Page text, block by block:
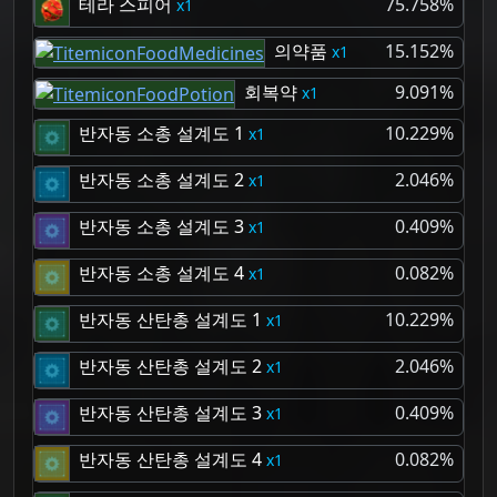
1
의약품
1
15.152%
회복약
1
9.091%
반자동 소총 설계도 1
1
10.229%
반자동 소총 설계도 2
1
2.046%
반자동 소총 설계도 3
1
0.409%
반자동 소총 설계도 4
1
0.082%
반자동 산탄총 설계도 1
1
10.229%
반자동 산탄총 설계도 2
1
2.046%
반자동 산탄총 설계도 3
1
0.409%
반자동 산탄총 설계도 4
1
0.082%